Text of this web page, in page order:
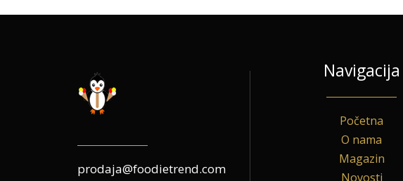
prodaja@foodietrend.com
Navigacija
Početna
O nama
Magazin
Novosti